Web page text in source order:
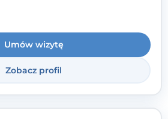
Polskiego Towarzystwa
miejscu stawiam budowanie
bezpieczeństwa i zrozumienia w
z Klientami. Istotna dla nie jest
koncentracja na dostępnych
Umów wizytę
Zobacz profil